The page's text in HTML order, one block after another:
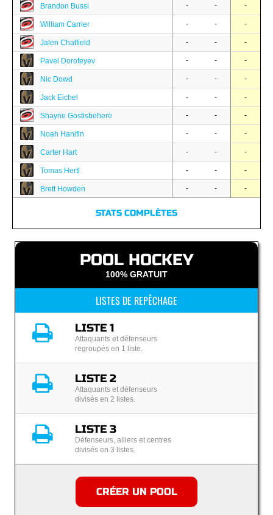
Brandon Bussi - - -
William Carrier - - -
Jalen Chatfield - - -
Pavel Dorofeyev - - -
Nic Dowd - - -
Jack Eichel - - -
Shayne Gostisbehere - - -
Noah Hanifin - - -
Carter Hart - - -
Tomas Hertl - - -
Brett Howden - - -
STATS COMPLÈTES
POOL HOCKEY
100% GRATUIT
LISTES DE REPÊCHAGE
LISTE 1
Attaquants et défenseurs
regroupés en 1 liste.
LISTE 2
Attaquants et défenseurs
divisés en 2 listes.
LISTE 3
Défenseurs, ailiers et centres
divisés en 3 listes.
CRÉER UN POOL